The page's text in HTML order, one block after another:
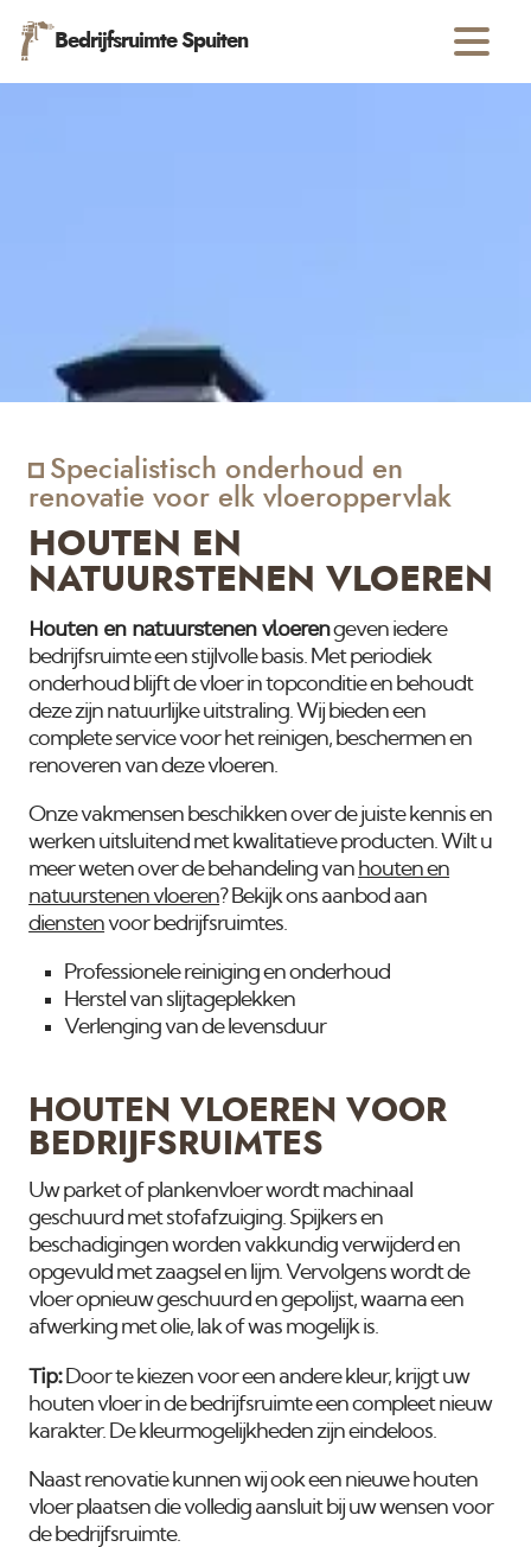
Bedrijfsruimte Spuiten
Specialistisch onderhoud en
renovatie voor elk vloeroppervlak
HOUTEN EN
NATUURSTENEN VLOEREN
Houten en natuurstenen vloerengeven iedere
bedrijfsruimte een stijlvolle basis. Met periodiek
onderhoud blijft de vloer in topconditie en behoudt
deze zijn natuurlijke uitstraling. Wij bieden een
complete service voor het reinigen, beschermen en
renoveren van deze vloeren.
Onze vakmensen beschikken over de juiste kennis en
werken uitsluitend met kwalitatieve producten. Wilt u
meer weten over de behandeling van houten en
natuurstenen vloeren? Bekijk ons aanbod aan
dienstenvoor bedrijfsruimtes.
Professionele reiniging en onderhoud
Herstel van slijtageplekken
Verlenging van de levensduur
HOUTEN VLOEREN VOOR
BEDRIJFSRUIMTES
Uw parket of plankenvloer wordt machinaal
geschuurd met stofafzuiging. Spijkers en
beschadigingen worden vakkundig verwijderd en
opgevuld met zaagsel en lijm. Vervolgens wordt de
vloer opnieuw geschuurd en gepolijst, waarna een
afwerking met olie, lak of was mogelijk is.
Tip:Door te kiezen voor een andere kleur, krijgt uw
houten vloer in de bedrijfsruimte een compleet nieuw
karakter. De kleurmogelijkheden zijn eindeloos.
Naast renovatie kunnen wij ook een nieuwe houten
vloer plaatsen die volledig aansluit bij uw wensen voor
de bedrijfsruimte.